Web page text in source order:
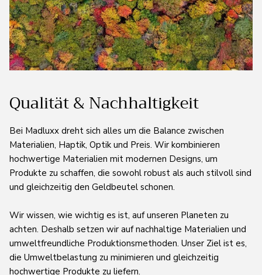
Qualität & Nachhaltigkeit
Bei Madluxx dreht sich alles um die Balance zwischen
Materialien, Haptik, Optik und Preis. Wir kombinieren
hochwertige Materialien mit modernen Designs, um
Produkte zu schaffen, die sowohl robust als auch stilvoll sind
und gleichzeitig den Geldbeutel schonen.
Wir wissen, wie wichtig es ist, auf unseren Planeten zu
achten. Deshalb setzen wir auf nachhaltige Materialien und
umweltfreundliche Produktionsmethoden. Unser Ziel ist es,
die Umweltbelastung zu minimieren und gleichzeitig
hochwertige Produkte zu liefern.